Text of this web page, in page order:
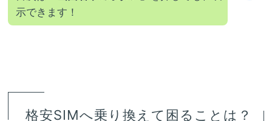
示できます！
格安SIMへ乗り換えて困ることは？